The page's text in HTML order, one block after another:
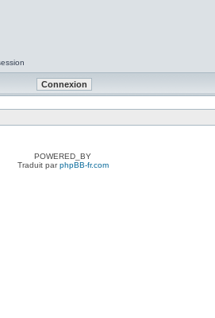
POWERED_BY
Traduit parphpBB-fr.com